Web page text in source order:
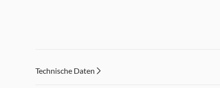
Technische Daten